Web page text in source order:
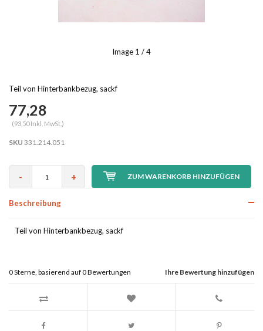
Image 1 / 4
Teil von Hinterbankbezug, sackf
77,28
(93,50 Inkl. MwSt.)
SKU 331.214.051
- + ZUM WARENKORB HINZUFÜGEN
Beschreibung
Teil von Hinterbankbezug, sackf
Ihre Bewertung hinzufügen
0Sterne, basierend auf0Bewertungen